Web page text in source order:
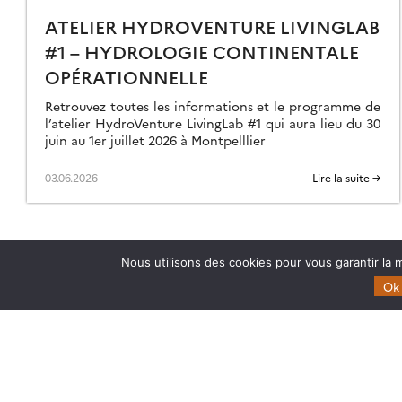
ATELIER HYDROVENTURE LIVINGLAB
#1 – HYDROLOGIE CONTINENTALE
OPÉRATIONNELLE
Retrouvez toutes les informations et le programme de
l’atelier HydroVenture LivingLab #1 qui aura lieu du 30
juin au 1er juillet 2026 à Montpelllier
03.06.2026 Lire la suite →
Theia Domaines d’expertise
Nous utilisons des cookies pour vous garantir
Ok